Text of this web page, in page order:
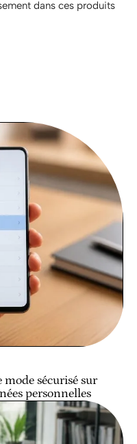
dans ces produits
sécurisé sur
personnelles